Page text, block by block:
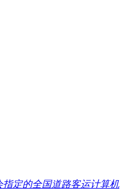
定的全国道路客运计算机